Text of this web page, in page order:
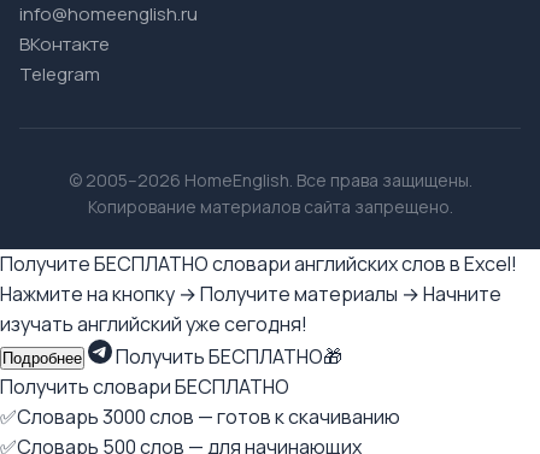
info@homeenglish.ru
ВКонтакте
Telegram
© 2005–2026 HomeEnglish. Все права защищены.
Копирование материалов сайта запрещено.
Получите БЕСПЛАТНО словари английских слов в Excel!
Нажмите на кнопку → Получите материалы → Начните
изучать английский уже сегодня!
Подробнее
Получить БЕСПЛАТНО🎁
Получить словари БЕСПЛАТНО
✅Словарь 3000 слов — готов к скачиванию
✅Словарь 500 слов — для начинающих